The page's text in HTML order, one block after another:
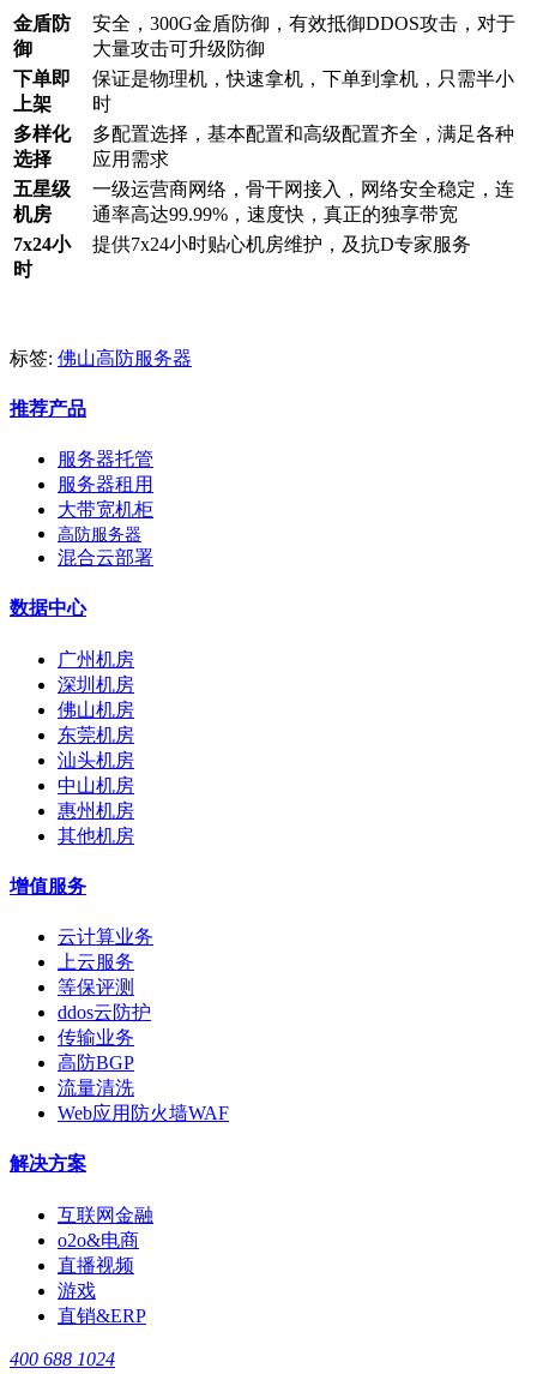
金盾防
御
安全，300G金盾防御，有效抵御DDOS攻击，对于
大量攻击可升级防御
下单即
上架
保证是物理机，快速拿机，下单到拿机，只需半小
时
多样化
选择
多配置选择，基本配置和高级配置齐全，满足各种
应用需求
五星级
机房
一级运营商网络，骨干网接入，网络安全稳定，连
通率高达99.99%，速度快，真正的独享带宽
7x24小
时
提供7x24小时贴心机房维护，及抗D专家服务
标签: 佛山高防服务器
推荐产品
服务器托管
服务器租用
大带宽机柜
高防服务器
混合云部署
数据中心
广州机房
深圳机房
佛山机房
东莞机房
汕头机房
中山机房
惠州机房
其他机房
增值服务
云计算业务
上云服务
等保评测
ddos云防护
传输业务
高防BGP
流量清洗
Web应用防火墙WAF
解决方案
互联网金融
o2o&电商
直播视频
游戏
直销&ERP
400 688 1024